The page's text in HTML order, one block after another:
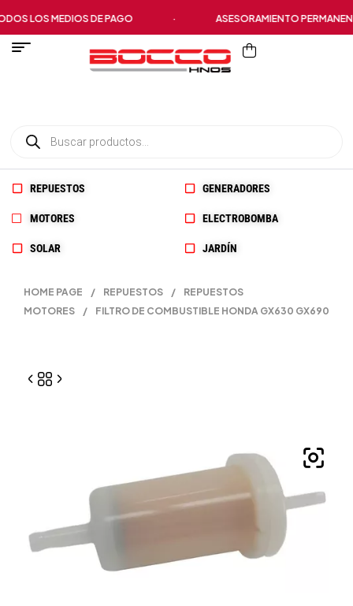
LOS MEDIOS DE PAGO ASESORAMIENTO PERMANENTE
REPUESTOS GENERADORES
MOTORES ELECTROBOMBA
SOLAR JARDÍN
HOME PAGE / REPUESTOS /
REPUESTOS
MOTORES
/ FILTRO DE COMBUSTIBLE HONDA GX630 GX690